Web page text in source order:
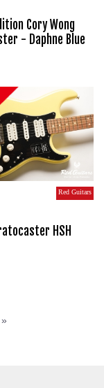
Cory Wong
- Daphne Blue
Red Guitars
HSH